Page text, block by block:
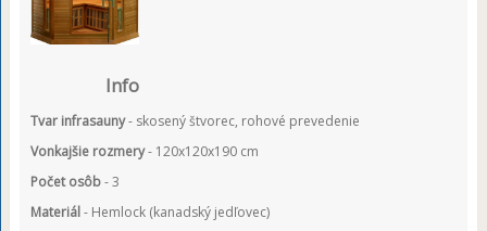
Info
Tvar infrasauny- skosený štvorec, rohové prevedenie
Vonkajšie rozmery- 120x120x190 cm
Počet osôb- 3
Materiál- Hemlock (kanadský jedľovec)